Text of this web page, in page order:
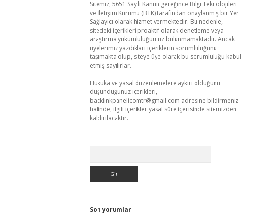
Sitemiz, 5651 Sayılı Kanun gereğince Bilgi Teknolojileri
ve İletişim Kurumu (BTK) tarafından onaylanmış bir Yer
Sağlayıcı olarak hizmet vermektedir. Bu nedenle,
sitedeki içerikleri proaktif olarak denetleme veya
araştırma yükümlülüğümüz bulunmamaktadır. Ancak,
üyelerimiz yazdıkları içeriklerin sorumluluğunu
taşımakta olup, siteye üye olarak bu sorumluluğu kabul
etmiş sayılırlar.
Hukuka ve yasal düzenlemelere aykırı olduğunu
düşündüğünüz içerikleri,
backlinkpanelicomtr@gmail.com adresine bildirmeniz
halinde, ilgili içerikler yasal süre içerisinde sitemizden
kaldırılacaktır.
Son yorumlar